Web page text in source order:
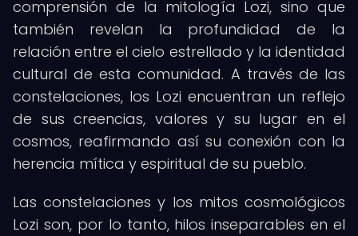
comprensión de la mitología Lozi, sino que
también revelan la profundidad de la
relación entre el cielo estrellado y la identidad
cultural de esta comunidad. A través de las
constelaciones, los Lozi encuentran un reflejo
de sus creencias, valores y su lugar en el
cosmos, reafirmando así su conexión con la
herencia mítica y espiritual de su pueblo.
Las constelaciones y los mitos cosmológicos
Lozi son, por lo tanto, hilos inseparables en el